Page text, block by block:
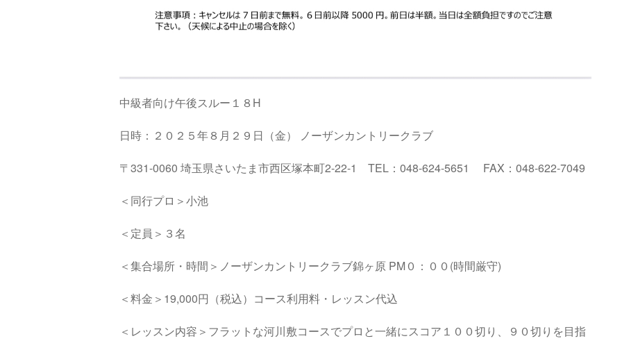
中級者向け午後スルー１８H
日時：２０２５年８月２９日（金） ノーザンカントリークラブ
〒331-0060 埼玉県さいたま市西区塚本町2-22-1 TEL ： 048-624-5651 FAX ： 048-622-7049
＜同行プロ＞小池
＜定員＞３名
＜集合場所・時間＞ノーザンカントリークラブ錦ヶ原 PM０：００ (時間厳守)
＜料金＞19,000円（税込）コース利用料・レッスン代込
＜レッスン内容＞フラットな河川敷コースでプロと一緒にスコア１００切り、９０切りを目指